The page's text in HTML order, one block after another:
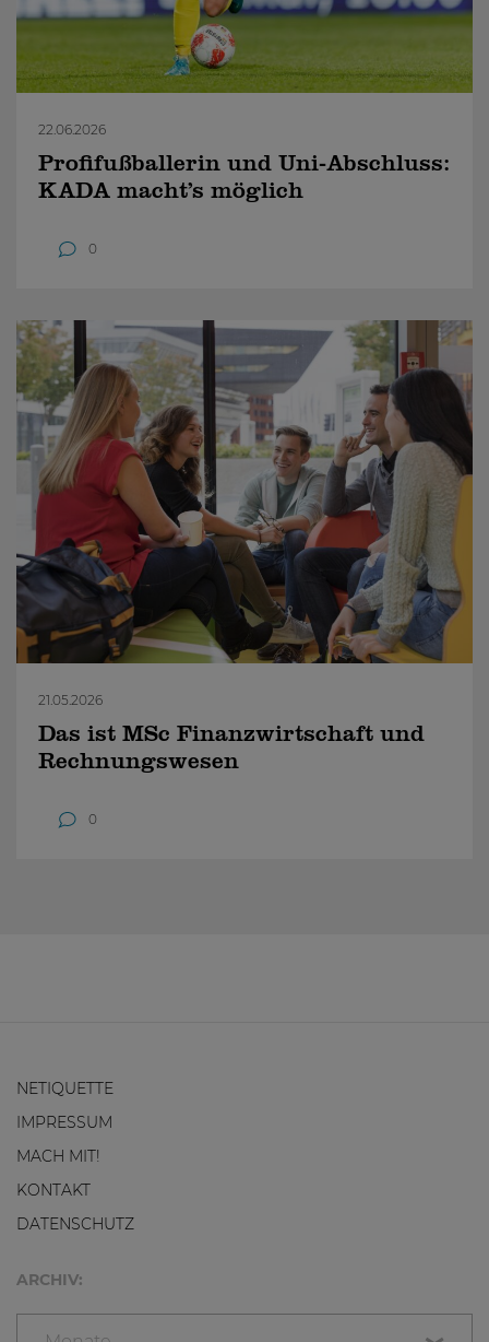
22.06.2026
Profifußballerin und Uni-Abschluss:
KADA macht’s möglich
0
21.05.2026
Das ist MSc Finanzwirtschaft und
Rechnungswesen
0
NETIQUETTE
IMPRESSUM
MACH MIT!
KONTAKT
DATENSCHUTZ
ARCHIV: